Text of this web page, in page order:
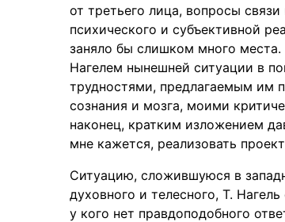
от третьего лица, вопросы
психического и субъективной
заняло бы слишком много
Нагелем нынешней ситуации в
трудностями, предлагаемым им
сознания и мозга, моими
наконец, кратким изложением
мне кажется, реализовать
Ситуацию, сложившуюся в
духовного и телесного, Т.
у кого нет правдоподобного